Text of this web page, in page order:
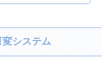
変システム